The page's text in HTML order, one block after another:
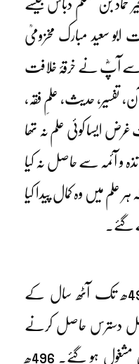
حماد بن مسلم دباسؒ جیسے
ابو سعید مبارک مخزومیؒ
آپؓ نے خرقۂ خلافت
تفسیر، حدیث، علمِ فقہ،
ایسا کوئی علم نہ تھا
و آئمہ سے حاصل نہ کیا
علم میں وہ کمال پیدا کیا
گئے۔
سیدّنا غوثِ اعظم488ھ سے 496ھ تک آٹھ سال کے
دسترس حاصل کرنے
کے بعد ریاضات و مجاہدات میں مشغول ہو گئے۔ 496ھ